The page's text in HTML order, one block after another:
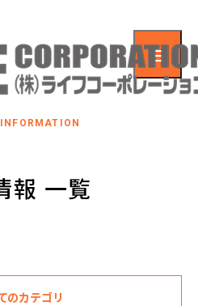
報 一覧
のカテゴリ